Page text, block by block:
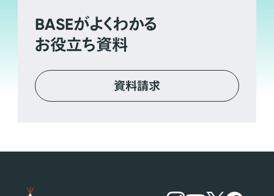
BASEがよくわかる
お役立ち資料
資料請求